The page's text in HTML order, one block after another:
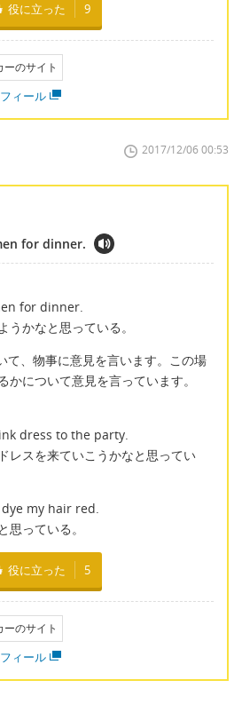
役に立った 9
ーのサイト
ィール
2017/12/06 00:53
for dinner.
for dinner.
うかなと思っている。
、物事に意見を言います。この場
かについて意見を言っています。
dress to the party.
レスを来ていこうかなと思ってい
my hair red.
思っている。
役に立った 5
ーのサイト
ィール